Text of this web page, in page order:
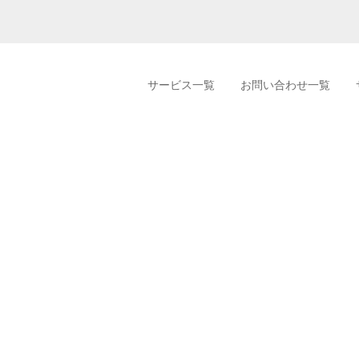
サービス一覧 お問い合わせ一覧